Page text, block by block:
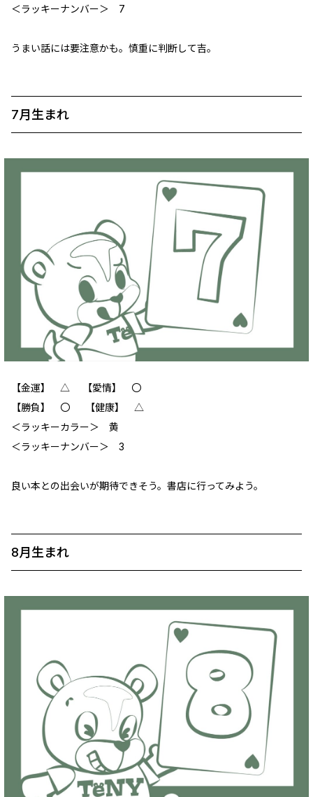
＜ラッキーナンバー＞ 7
うまい話には要注意かも。慎重に判断して吉。
7月生まれ
【金運】 ‪△ 【愛情】 ‪〇
【勝負】 〇 【健康】 △
＜ラッキーカラー＞ 黄
＜ラッキーナンバー＞ 3
良い本との出会いが期待できそう。書店に行ってみよう。
8月生まれ